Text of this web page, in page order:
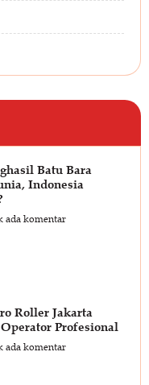
Batu Bara
Indonesia
ada komentar
Roller Jakarta
Profesional
ada komentar